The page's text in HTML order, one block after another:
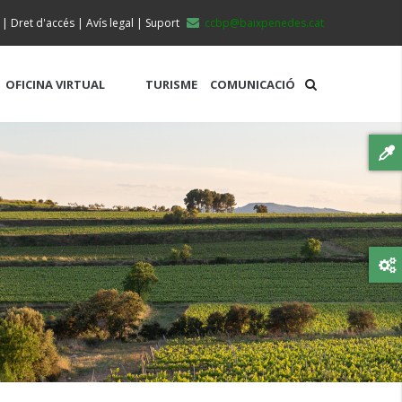
ccbp@baixpenedes.cat
| Dret d'accés | Avís legal | Suport
OFICINA VIRTUAL TURISME COMUNICACIÓ